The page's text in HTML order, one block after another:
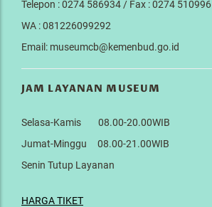
Telepon : 0274 586934 / Fax : 0274 510996
WA : 081226099292
Email: museumcb@kemenbud.go.id
JAM LAYANAN MUSEUM
Selasa-Kamis 08.00-20.00WIB
Jumat-Minggu 08.00-21.00WIB
Senin Tutup Layanan
HARGA TIKET